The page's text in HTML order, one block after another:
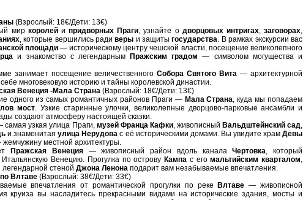
(Взрослый: 18€/Дети: 13€)
мир королейипридворных Праги, узнайте о дворцовых интригах,заговорах,
, которые вершились радиверы и защитыгосударства. В рамках экскурсии вас
площади— историческому центру чешской власти, посещение великолепного
и знакомство с легендарным Пражским градом— символом могущества и
занимает посещение величественного Собора Святого Вита — архитектурной
многовековую историю и тайны королевской династии.
Венеция -Мала Страна (Взрослый: 18€/Дети: 13€)
одного из самых романтичных районов Праги — Мала Страна, куда мы попадаем
мост. Узкие старинные улочки, великолепные дворцово-парковые ансамбли и
создают атмосферу настоящей сказки.
самая узкая улица Праги, музей Франца Кафки, живописный Вальдштейнский сад,
и знаменитаяулица Нерудовас её историческими домами. Вы увидите храмДевы
местной архитектуры.
Пражская Венеция — живописный район вдоль каналаЧертовка, который
Венецию. Прогулка по острову Кампа с егомальтийским кварталом,
стеной Джона Ленона подарит вам незабываемые впечатления.
Влтаве (Взрослый: 38€/Дети: 33€)
впечатления от романтической прогулки по реке
Влтаве— живописной
круиза вы насладитесь прекрасными видами на исторические здания, мосты и